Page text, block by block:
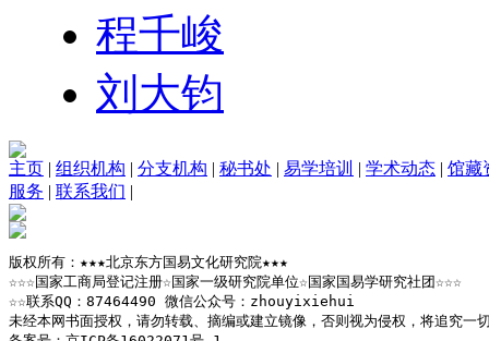
程千峻
刘大钧
主页 | 组织机构 | 分支机构 | 秘书处 | 易学培训 | 学术动态 | 馆藏
服务 | 联系我们 |
版权所有：★★★北京东方国易文化研究院★★★
☆☆☆国家工商局登记注册☆国家一级研究院单位☆国家国易学研究社团☆☆☆
☆☆联系QQ：87464490 微信公众号：zhouyixiehui
未经本网书面授权，请勿转载、摘编或建立镜像，否则视为侵权，将追究一